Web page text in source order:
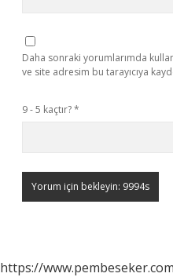
Daha sonraki yorumlarımda
ve site adresim bu tarayıcıya
9 - 5 kaçtır?*
https://